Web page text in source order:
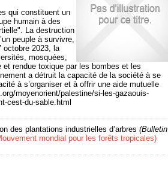
qui constituent un
humain à des
La destruction
peuple à survivre,
octobre 2023, la
mosquées,
rendue toxique par les bombes et les
a détruit la capacité de la société à se
à s’organiser et à offrir une aide mutuelle
moyenorient/palestine/si-les-gazaouis-
cest-du-sable.html
des plantations industrielles d’arbres (Bulletin
mondial pour les forêts tropicales)